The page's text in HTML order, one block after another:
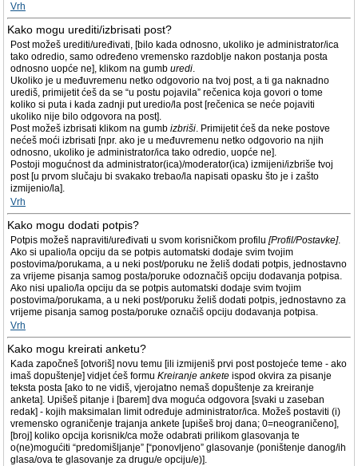
Vrh
Kako mogu urediti/izbrisati post?
Post možeš urediti/uređivati, [bilo kada odnosno, ukoliko je administrator/ica
tako odredio, samo određeno vremensko razdoblje nakon postanja posta
odnosno uopće ne], klikom na gumb uredi.
Ukoliko je u međuvremenu netko odgovorio na tvoj post, a ti ga naknadno
urediš, primijetit ćeš da se “u postu pojavila” rečenica koja govori o tome
koliko si puta i kada zadnji put uredio/la post [rečenica se neće pojaviti
ukoliko nije bilo odgovora na post].
Post možeš izbrisati klikom na gumb izbriši. Primijetit ćeš da neke postove
nećeš moći izbrisati [npr. ako je u međuvremenu netko odgovorio na njih
odnosno, ukoliko je administrator/ica tako odredio, uopće ne].
Postoji mogućnost da administrator(ica)/moderator(ica) izmijeni/izbriše tvoj
post [u prvom slučaju bi svakako trebao/la napisati opasku što je i zašto
izmijenio/la].
Vrh
Kako mogu dodati potpis?
Potpis možeš napraviti/uređivati u svom korisničkom profilu [Profil/Postavke].
Ako si upalio/la opciju da se potpis automatski dodaje svim tvojim
postovima/porukama, a u neki post/poruku ne želiš dodati potpis, jednostavno
za vrijeme pisanja samog posta/poruke odoznačiš opciju dodavanja potpisa.
Ako nisi upalio/la opciju da se potpis automatski dodaje svim tvojim
postovima/porukama, a u neki post/poruku želiš dodati potpis, jednostavno za
vrijeme pisanja samog posta/poruke označiš opciju dodavanja potpisa.
Vrh
Kako mogu kreirati anketu?
Kada započneš [otvoriš] novu temu [ili izmijeniš prvi post postojeće teme - ako
imaš dopuštenje] vidjet ćeš formu Kreiranje ankete ispod okvira za pisanje
teksta posta [ako to ne vidiš, vjerojatno nemaš dopuštenje za kreiranje
anketa]. Upišeš pitanje i [barem] dva moguća odgovora [svaki u zaseban
redak] - kojih maksimalan limit određuje administrator/ica. Možeš postaviti (i)
vremensko ograničenje trajanja ankete [upišeš broj dana; 0=neograničeno],
[broj] koliko opcija korisnik/ca može odabrati prilikom glasovanja te
o(ne)mogućiti “predomišljanje” [“ponovljeno” glasovanje (poništenje danog/ih
glasa/ova te glasovanje za drugu/e opciju/e)].